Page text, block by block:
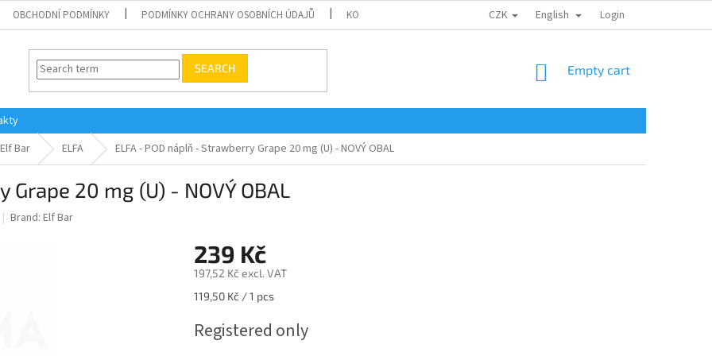
OBCHODNÍ PODMÍNKY PODMÍNKY OCHRANY OSOBNÍCH ÚDAJŮ KONTAKTY CZK English Login
SEARCH
SHOPPING
Empty cart
Elf Bar ELFA ELFA - POD náplň - Strawberry Grape 20 mg (U) - NOVÝ OBAL
20 mg (U) - NOVÝ OBAL
Brand:Elf Bar
239 Kč
197,52 Kč excl. VAT
Measure
119,50 Kč / 1 pcs
Registered only